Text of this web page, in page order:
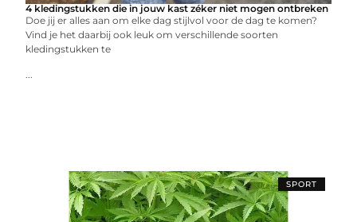
4 kledingstukken die in jouw kast zéker niet mogen ontbreken
Doe jij er alles aan om elke dag stijlvol voor de dag te komen?
Vind je het daarbij ook leuk om verschillende soorten
kledingstukken te
...
SPORT